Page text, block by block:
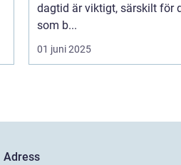
dagtid är viktigt, särskilt för
som b...
01 juni 2025
Adress